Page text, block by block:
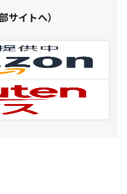
サイトへ）